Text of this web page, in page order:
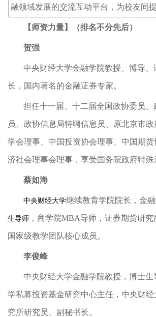
融领域发展的交流互动平台，为校友间
【师资力量】 （排名不分先后）
贺强
中央财经大学金融学院教授、博导
长，国内著名的金融证券专家。
担任十一届、十二届全国政协委员
员、政协信息局特聘信息员、原北京市
学会理事、中国投资协会理事、中国期
济社会理事会理事，享受国务院政府特殊
蔡如海
中央财经大学继续教育学院院长，金融
生导师，商学院MBA导师，证券期货研究
国家级教学团队核心成员。
李俊峰
中央财经大学金融学院教授，博士
学私募投资基金研究中心主任，中央财
究所研究员、副秘书长。